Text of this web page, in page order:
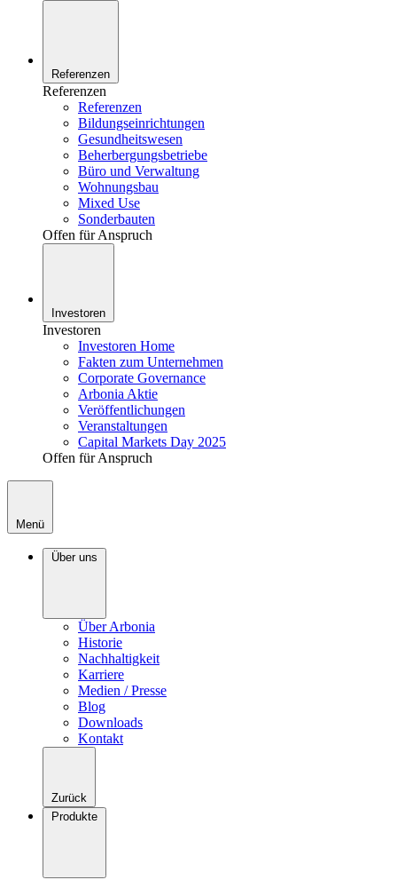
Referenzen
Referenzen
Referenzen
Bildungseinrichtungen
Gesundheitswesen
Beherbergungsbetriebe
Büro und Verwaltung
Wohnungsbau
Mixed Use
Sonderbauten
Offen für Anspruch
Investoren
Investoren
Investoren Home
Fakten zum Unternehmen
Corporate Governance
Arbonia Aktie
Veröffentlichungen
Veranstaltungen
Capital Markets Day 2025
Offen für Anspruch
Menü
Über uns
Über Arbonia
Historie
Nachhaltigkeit
Karriere
Medien / Presse
Blog
Downloads
Kontakt
Zurück
Produkte